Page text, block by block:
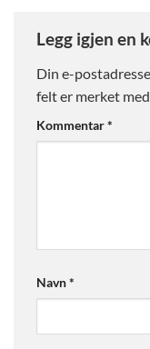
Legg igjen en
Din e-
felt er merket med
Kommentar*
Navn*